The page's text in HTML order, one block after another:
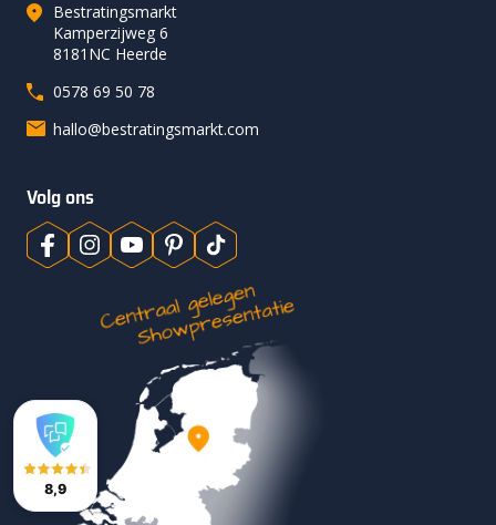
Bestratingsmarkt
Kamperzijweg 6
8181NC Heerde
0578 69 50 78
hallo@bestratingsmarkt.com
Volg ons
8,9